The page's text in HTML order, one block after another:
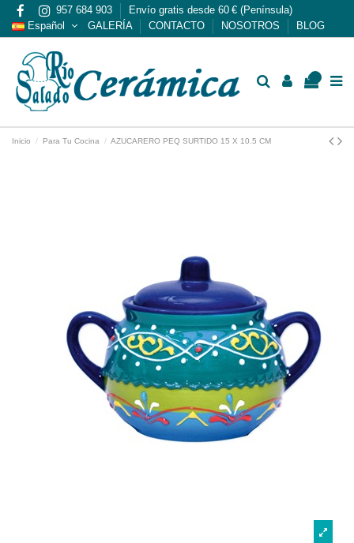
957 684 903
Envío gratis desde 60 € (Península)
Español
GALERÍA CONTACTO NOSOTROS BLOG
Inicio Para Tu Cocina AZUCARERO PEQ SURTIDO 15 X 10.5 CM